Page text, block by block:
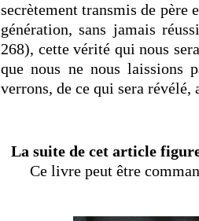
secrètement transmis de père
génération, sans jamais
268), cette vérité qui nous
que nous ne nous laissions
verrons, de ce qui sera révélé,
La suite de cet article
Ce livre peut être